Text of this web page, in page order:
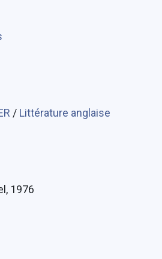
/ Littérature anglaise
1976